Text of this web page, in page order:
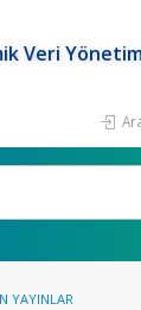
Veri
YAYINLAR